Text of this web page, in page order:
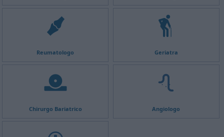
Reumatologo Geriatra
Chirurgo Bariatrico Angiologo